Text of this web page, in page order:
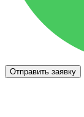
Отправить заявку